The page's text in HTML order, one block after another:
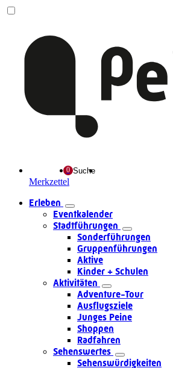
Merkzettel
Suche
Erleben
Eventkalender
Stadtführungen
Sonderführungen
Gruppenführungen
Aktive
Kinder + Schulen
Aktivitäten
Adventure-Tour
Ausflugsziele
Junges Peine
Shoppen
Radfahren
Sehenswertes
Sehenswürdigkeiten